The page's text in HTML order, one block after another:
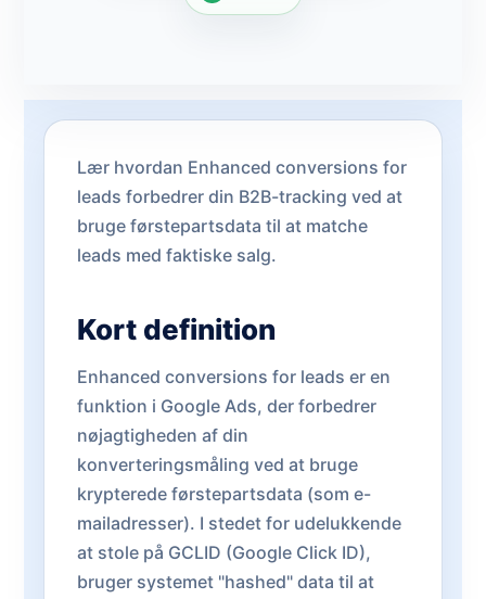
Lær hvordan Enhanced conversions for
leads forbedrer din B2B-tracking ved at
bruge førstepartsdata til at matche
leads med faktiske salg.
Kort definition
Enhanced conversions for leads er en
funktion i Google Ads, der forbedrer
nøjagtigheden af din
konverteringsmåling ved at bruge
krypterede førstepartsdata (som e-
mailadresser). I stedet for udelukkende
at stole på GCLID (Google Click ID),
bruger systemet "hashed" data til at